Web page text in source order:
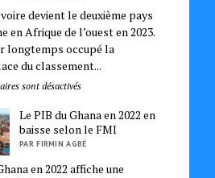
devient le deuxième pays
en Afrique de l’ouest en 2023.
longtemps occupé la
du classement...
sont désactivés
Le PIB du Ghana en 2022 en
baisse selon le FMI
PAR FIRMIN AGBÉ
en 2022 affiche une